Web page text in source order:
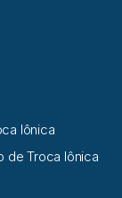
Iônica
de Troca Iônica